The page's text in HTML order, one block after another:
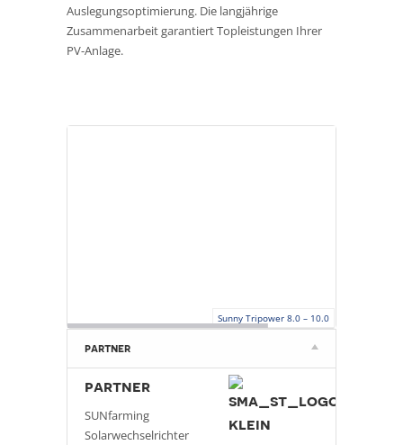
Auslegungsoptimierung. Die langjährige
Zusammenarbeit garantiert Topleistungen Ihrer
PV-Anlage.
Sunny Tripower 8.0 – 10.0
partner
partner
SUNfarming
Solarwechselrichter